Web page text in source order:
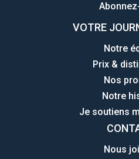
VOTRE
Notre
Prix &
Nos
Notre
Je soutiens
Nous